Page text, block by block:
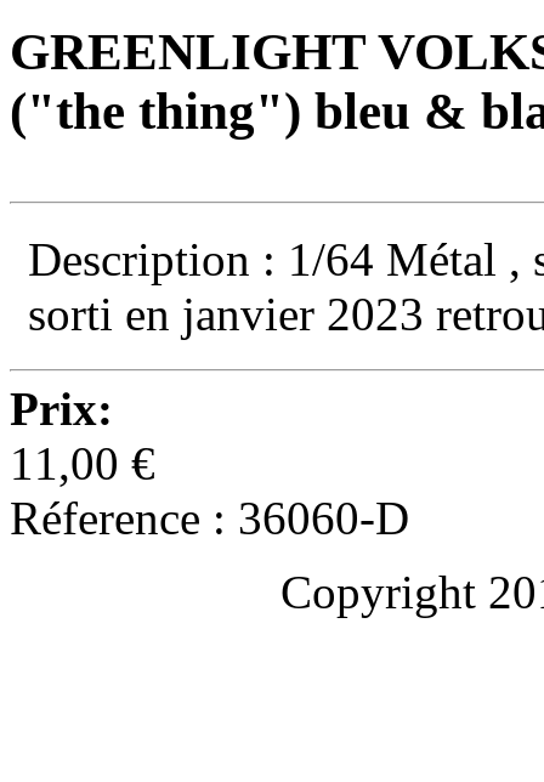
GREENLIGHT
("the thing") bleu &
Description : 1/64 Métal ,
sorti en janvier 2023
Prix:
11,00 €
Réference : 36060-D
Copyright